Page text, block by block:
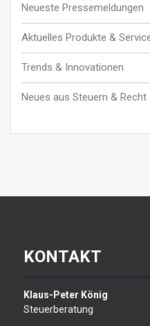
Neueste Pressemeldungen
Aktuelles Produkte &
Trends & Innovationen
Neues aus Steuern & Recht
KONTAKT
Klaus-Peter König
Steuerberatung